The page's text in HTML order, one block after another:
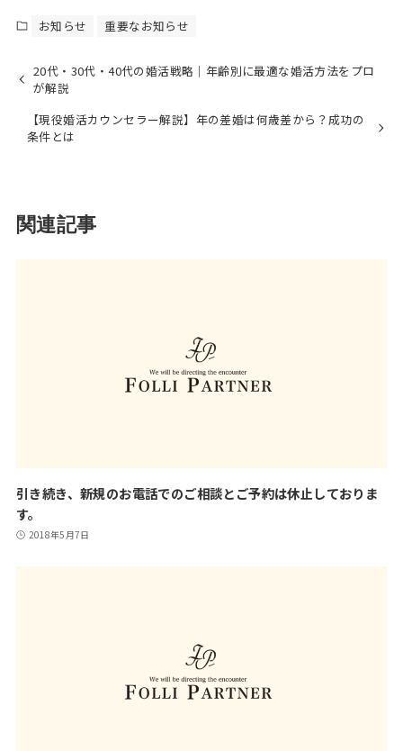
お知らせ 重要なお知らせ
20代・30代・40代の婚活戦略｜年齢別に最適な婚活方法をプロ
が解説
【現役婚活カウンセラー解説】年の差婚は何歳差から？成功の
条件とは
関連記事
引き続き、新規のお電話でのご相談とご予約は休止しておりま
す。
2018年5月7日